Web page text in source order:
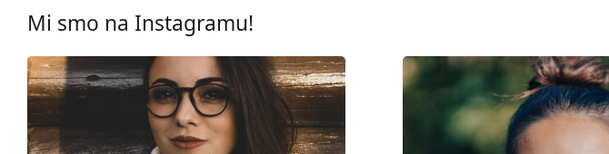
Širina mosta:
Prilagodljivi jastučići za nos:
Ne
Kutijica:
Da
Mi smo na Instagramu!